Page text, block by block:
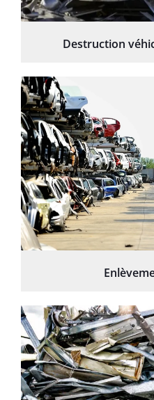
Destruction